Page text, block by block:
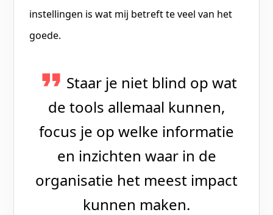
instellingen is wat mij betreft te veel van het
goede.
Staar je niet blind op wat
de tools allemaal kunnen,
focus je op welke informatie
en inzichten waar in de
organisatie het meest impact
kunnen maken.